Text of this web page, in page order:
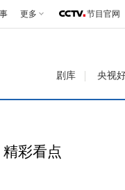
更多 节目官网
剧库 央视
精彩看点